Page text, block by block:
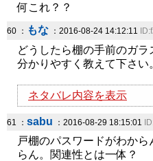
何これ？？
60 ： もな ：2016-08-24 14:12:11
どうしたら棚の手前のガ
分かりやすく教えて下さい
ネタバレ内容を表示
61 ： sabu ：2016-08-29 18:15:01
戸棚のパスワードがわか
らん。関連性とは一体？